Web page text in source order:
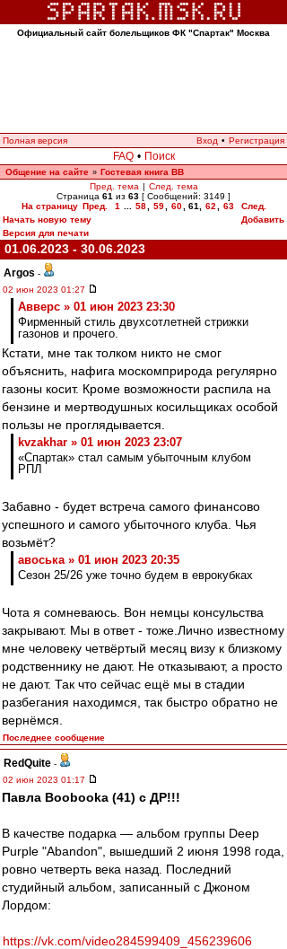
Официальный сайт болельщиков ФК "Спартак" Москва
Полная версия Вход • Регистрация
FAQ • Поиск
Общение на сайте » Гостевая книга ВВ
Пред. тема | След. тема
Страница 61 из 63 [ Сообщений: 3149 ]
На страницу Пред. 1 58 59 60 61 62 63
След.
Начать новую тему
Добавить
Версия для печати
01.06.2023 - 30.06.2023
Argos -
02 июн 2023 01:27
Авверс » 01 июн 2023 23:30
Фирменный стиль двухсотлетней стрижки
газонов и прочего.
Кстати, мне так толком никто не смог
объяснить, нафига москомприрода регулярно
газоны косит. Кроме возможности распила на
бензине и мертводушных косильщиках особой
пользы не проглядывается.
kvzakhar » 01 июн 2023 23:07
«Спартак» стал самым убыточным клубом
РПЛ
Забавно - будет встреча самого финансово
успешного и самого убыточного клуба. Чья
возьмёт?
авоська » 01 июн 2023 20:35
Сезон 25/26 уже точно будем в еврокубках
Чота я сомневаюсь. Вон немцы консульства
закрывают. Мы в ответ - тоже.Лично известному
мне человеку четвёртый месяц визу к близкому
родственнику не дают. Не отказывают, а просто
не дают. Так что сейчас ещё мы в стадии
разбегания находимся, так быстро обратно не
вернёмся.
Последнее сообщение
RedQuite -
02 июн 2023 01:17
Павла Boobooka (41) с ДР!!!
В качестве подарка — альбом группы Deep
Purple "Abandon", вышедший 2 июня 1998 года,
ровно четверть века назад. Последний
студийный альбом, записанный с Джоном
Лордом:
https://vk.com/video284599409_456239606